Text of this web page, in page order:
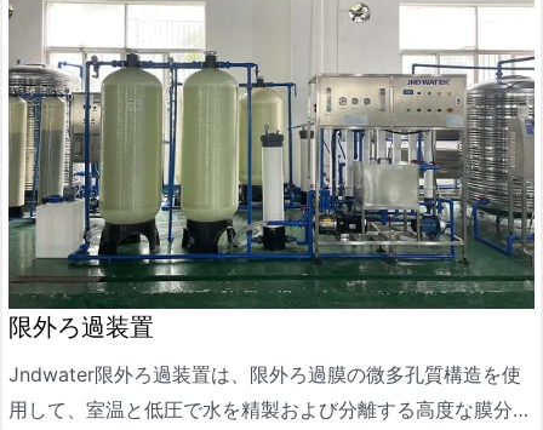
限外ろ過装置
Jndwater限外ろ過装置は、限外ろ過膜の微多孔質構造を使
用して、室温と低圧で水を精製および分離する高度な膜分離